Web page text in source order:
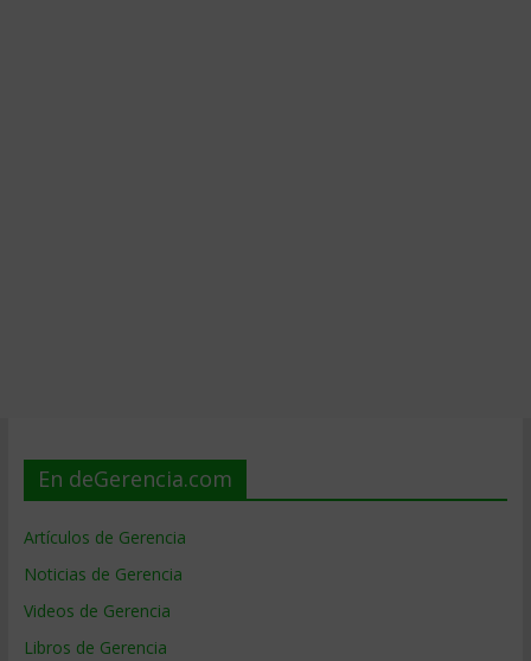
En deGerencia.com
Artículos de Gerencia
Noticias de Gerencia
Videos de Gerencia
Libros de Gerencia